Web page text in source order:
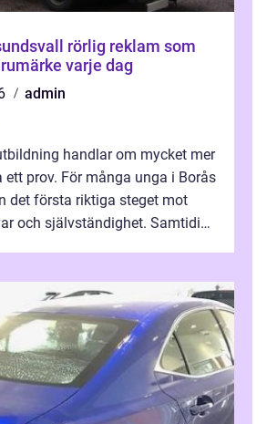
reklam som
varje dag
admin
handlar om mycket mer
ett prov. För många unga i Borås
det första riktiga steget mot
och självständighet. Samtidigt